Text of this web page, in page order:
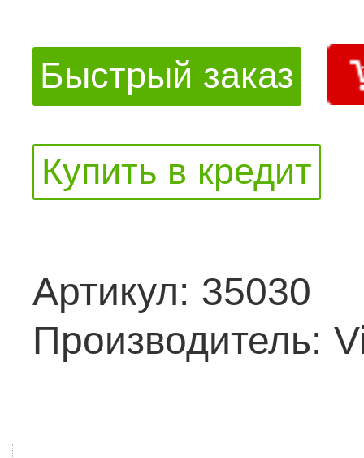
Быстрый заказ
Купить в кредит
Артикул: 35030
Производитель: